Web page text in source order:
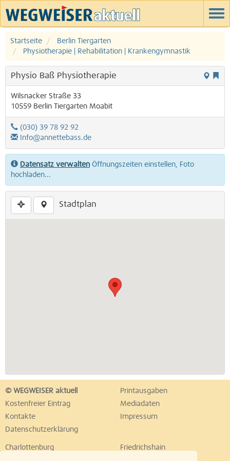
Startseite
Berlin Tiergarten
Physiotherapie | Rehabilitation | Krankengymnastik
Physio Baß Physiotherapie
Wilsnacker Straße 33
10559 Berlin Tiergarten Moabit
(030) 39 78 92 92
Info@annettebass.de
Datensatz verwalten Öffnungszeiten einstellen, Foto
hochladen...
Stadtplan
© WEGWEISER aktuell
Printausgaben
Kostenfreier Eintrag
Mediadaten
Kontakte
Impressum
Datenschutzerklärung
Charlottenburg
Friedrichshain